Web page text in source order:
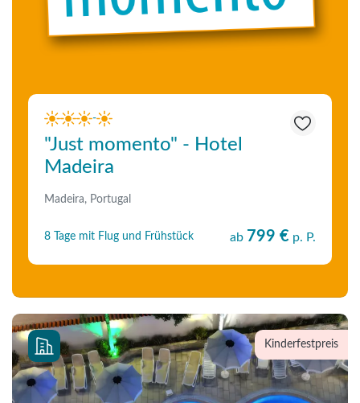
-
"Just momento" - Hotel
Madeira
Madeira, Portugal
8 Tage mit Flug und Frühstück ab 799 € p. P.
Kinderfestpreis